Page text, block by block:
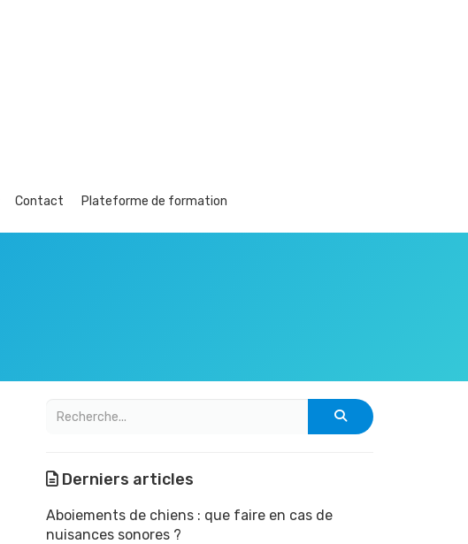
Contact Plateforme de formation
Derniers articles
Aboiements de chiens : que faire en cas de
nuisances sonores ?